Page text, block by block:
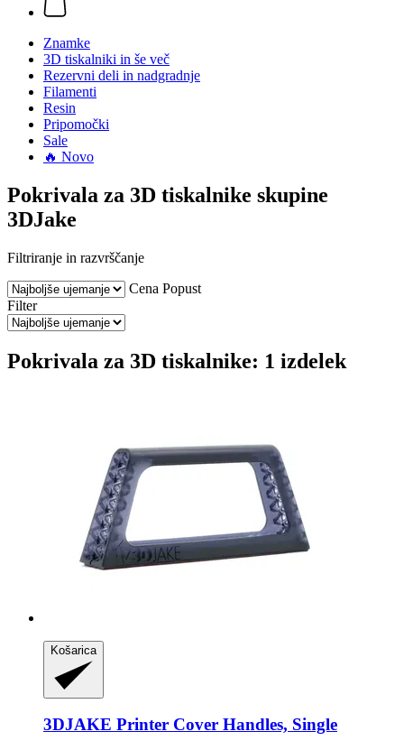
Znamke
3D tiskalniki in še več
Rezervni deli in nadgradnje
Filamenti
Resin
Pripomočki
Sale
🔥 Novo
Pokrivala za 3D tiskalnike skupine
3DJake
Filtriranje in razvrščanje
Cena Popust
Filter
Pokrivala za 3D tiskalnike: 1 izdelek
Košarica
3DJAKE Printer Cover Handles, Single